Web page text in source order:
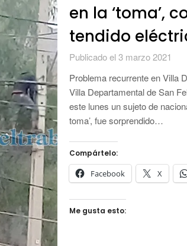
en la ‘toma’,
tendido
Publicado el 3 marzo 2021
Problema recurrente en Villa
Villa Departamental de San
este lunes un sujeto de
toma’, fue sorprendido…
Compártelo:
Facebook X
Me gusta esto: